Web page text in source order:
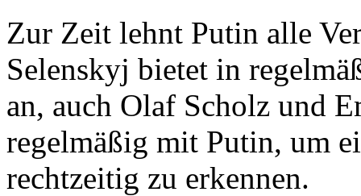
Zur Zeit lehnt Putin alle
Selenskyj bietet in
an, auch Olaf Scholz und
regelmäßig mit Putin, um
rechtzeitig zu erkennen.